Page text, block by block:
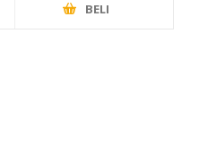
BELI